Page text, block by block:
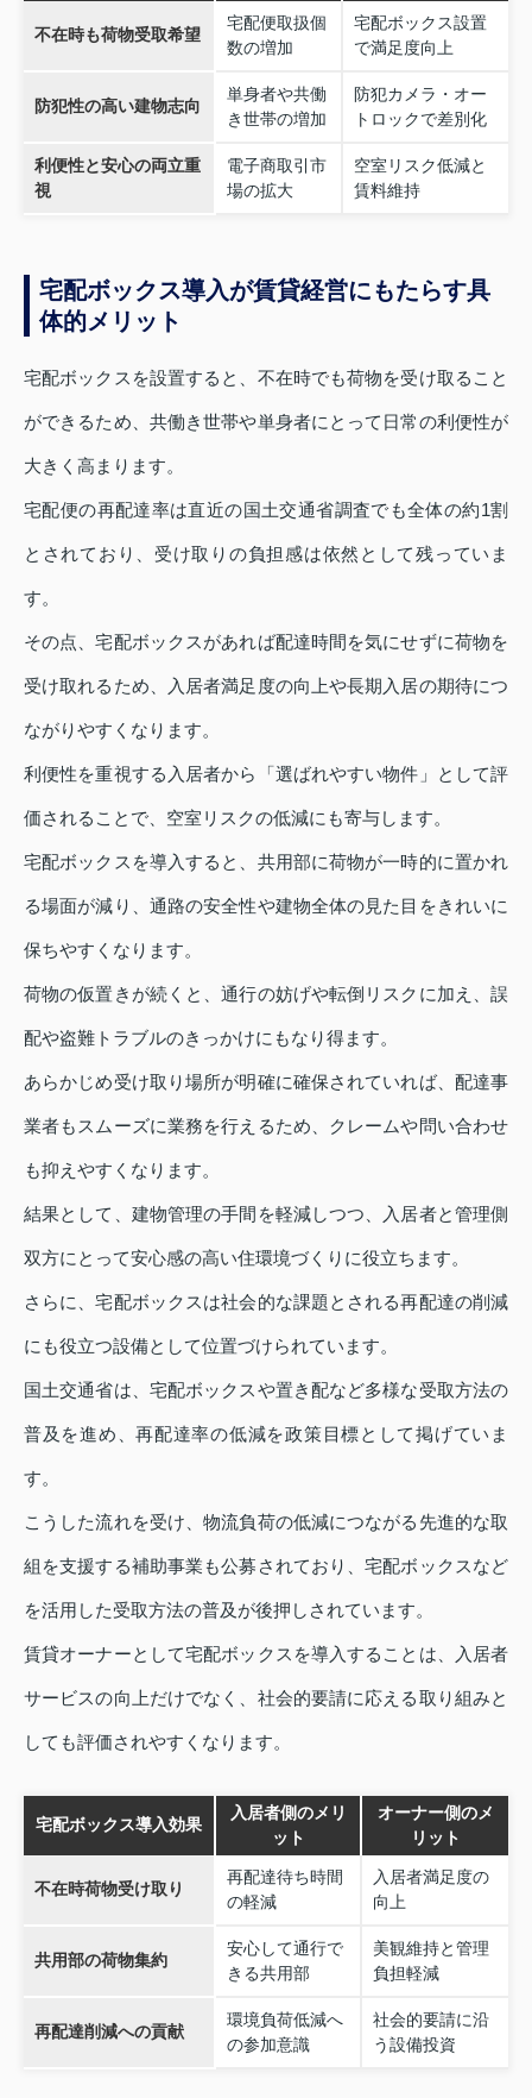
不在時も荷物受取希望
宅配便取扱個
数の増加
宅配ボックス設置
で満足度向上
防犯性の高い建物志向
単身者や共働
き世帯の増加
防犯カメラ・オー
トロックで差別化
利便性と安心の両立重
視
電子商取引市
場の拡大
空室リスク低減と
賃料維持
宅配ボックス導入が賃貸経営にもたらす具
体的メリット
宅配ボックスを設置すると、不在時でも荷物を受け取ること
ができるため、共働き世帯や単身者にとって日常の利便性が
大きく高まります。
宅配便の再配達率は直近の国土交通省調査でも全体の約1割
とされており、受け取りの負担感は依然として残っていま
す。
その点、宅配ボックスがあれば配達時間を気にせずに荷物を
受け取れるため、入居者満足度の向上や長期入居の期待につ
ながりやすくなります。
利便性を重視する入居者から「選ばれやすい物件」として評
価されることで、空室リスクの低減にも寄与します。
宅配ボックスを導入すると、共用部に荷物が一時的に置かれ
る場面が減り、通路の安全性や建物全体の見た目をきれいに
保ちやすくなります。
荷物の仮置きが続くと、通行の妨げや転倒リスクに加え、誤
配や盗難トラブルのきっかけにもなり得ます。
あらかじめ受け取り場所が明確に確保されていれば、配達事
業者もスムーズに業務を行えるため、クレームや問い合わせ
も抑えやすくなります。
結果として、建物管理の手間を軽減しつつ、入居者と管理側
双方にとって安心感の高い住環境づくりに役立ちます。
さらに、宅配ボックスは社会的な課題とされる再配達の削減
にも役立つ設備として位置づけられています。
国土交通省は、宅配ボックスや置き配など多様な受取方法の
普及を進め、再配達率の低減を政策目標として掲げていま
す。
こうした流れを受け、物流負荷の低減につながる先進的な取
組を支援する補助事業も公募されており、宅配ボックスなど
を活用した受取方法の普及が後押しされています。
賃貸オーナーとして宅配ボックスを導入することは、入居者
サービスの向上だけでなく、社会的要請に応える取り組みと
しても評価されやすくなります。
宅配ボックス導入効果
入居者側のメリ
ット
オーナー側のメ
リット
不在時荷物受け取り
再配達待ち時間
の軽減
入居者満足度の
向上
共用部の荷物集約
安心して通行で
きる共用部
美観維持と管理
負担軽減
再配達削減への貢献
環境負荷低減へ
の参加意識
社会的要請に沿
う設備投資